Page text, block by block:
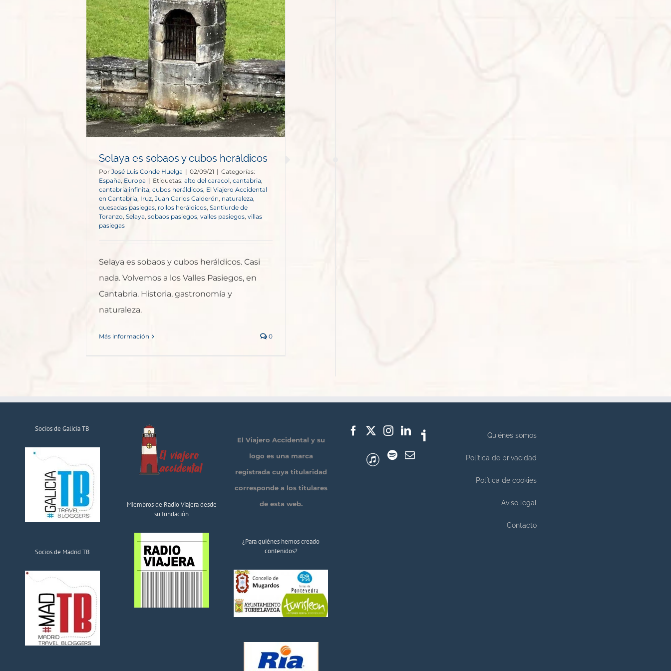
Selaya es sobaos y cubos heráldicos
Por José Luis Conde Huelga | 02/09/21 | Categorías:
España, Europa | Etiquetas: alto del caracol, cantabria,
cantabria infinita, cubos heráldicos, El Viajero Accidental
en Cantabria, Iruz, Juan Carlos Calderón, naturaleza,
quesadas pasiegas, rollos heráldicos, Santiurde de
Toranzo, Selaya, sobaos pasiegos, valles pasiegos, villas
pasiegas
Selaya es sobaos y cubos heráldicos. Casi
nada. Volvemos a los Valles Pasiegos, en
Cantabria. Historia, gastronomía y
naturaleza.
Más información 0
Socios de Galicia TB
Socios de Madrid TB
Miembros de Radio Viajera desde
su fundación
El Viajero Accidental y su
logo es una marca
registrada cuya titularidad
corresponde a los titulares
de esta web.
¿Para quiénes hemos creado
contenidos?
Quiénes somos
Política de privacidad
Política de cookies
Aviso legal
Contacto